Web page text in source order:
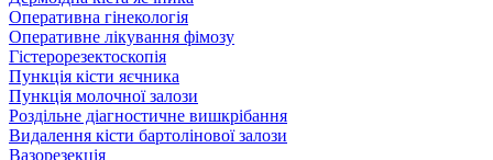
Оперативна гінекологія
Оперативне лікування фімозу
Гістерорезектоскопія
Пункція кісти яєчника
Пункція молочної залози
Роздільне діагностичне вишкрібання
Видалення кісти бартолінової залози
Вазорезекція